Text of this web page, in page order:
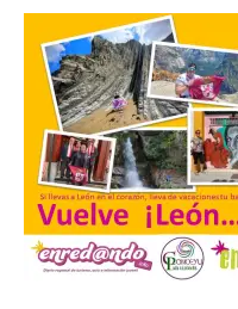
uno
de
natural que
actividades de
el año. La Dirección
ha puesto en marcha
relacionadas […]